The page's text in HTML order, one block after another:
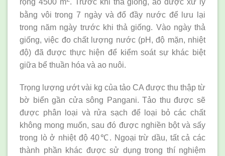
rộng 4500 m . Trước khi thả giống, ao được xử lý
bằng vôi trong 7 ngày và đổ đầy nước để lưu lại
trong năm ngày trước khi thả giống. Vào ngày thả
giống, việc đo chất lượng nước (pH, độ mặn, nhiệt
độ) đã được thực hiện để kiểm soát sự khác biệt
giữa bể thuần hóa và ao nuôi.
Trọng lượng ướt vài kg của tảo CA được thu thập từ
bờ biển gần cửa sông Pangani. Tảo thu được sẽ
được phân loại và rửa sạch để loại bỏ các chất
không mong muốn, sau đó được nghiền bột và sấy
trong lò ở nhiệt độ 40℃. Ngoại trừ dầu, tất cả các
thành phần khác được sử dụng trong thí nghiệm